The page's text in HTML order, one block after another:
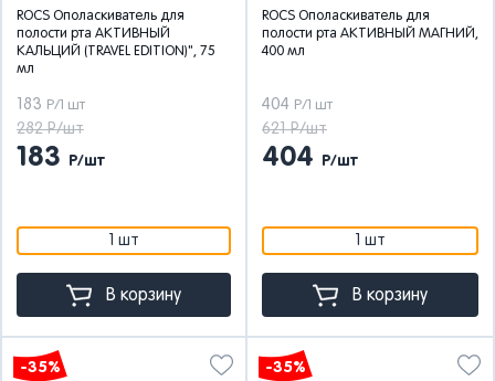
ROCS Ополаскиватель для
полости рта АКТИВНЫЙ
КАЛЬЦИЙ (TRAVEL EDITION)", 75
мл
183 Р/1 шт
282 Р/шт
183 Р/шт
1 шт
В корзину
ROCS Ополаскиватель для
полости рта АКТИВНЫЙ МАГНИЙ,
400 мл
404 Р/1 шт
621 Р/шт
404 Р/шт
1 шт
В корзину
-35% -35%